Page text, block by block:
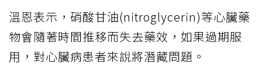
溫恩表示，硝酸甘油(nitroglycerin)等心臟藥
物會隨著時間推移而失去藥效，如果過期服
用，對心臟病患者來說將潛藏問題。